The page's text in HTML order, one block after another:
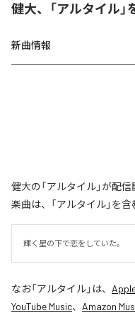
健大、「アルタイル」
新曲情報
健大の「アルタイル」が配
楽曲は、「アルタイル」を含
輝く星の下で恋をしていた。
なお「アルタイル」は、
YouTube Music、 Amazon